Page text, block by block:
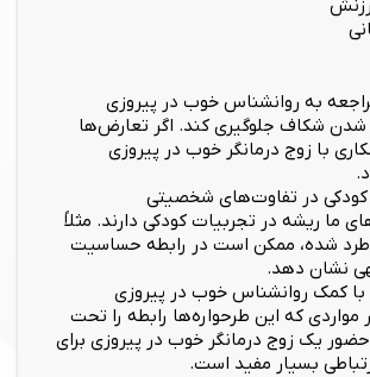
به روانشناس خوب در پیروزی
شدن شکاف جلوگیری کند. اگر تعارض‌ها
با زوج درمانگر خوب در پیروزی
در تفاوت‌های شخصیتی
ما ریشه در تجربیات کودکی دارند. مثلاً
طرد شده، ممکن است در رابطه حساسیت
نشان دهد.
با کمک روانشناس خوب در پیروزی
مواردی که این طرحواره‌ها رابطه را تحت
حضور یک زوج درمانگر خوب در پیروزی برای
بسیار مفید است.